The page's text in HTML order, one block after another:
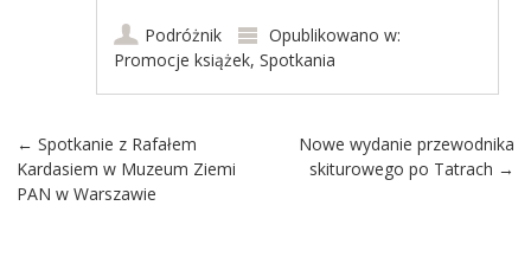
Podróżnik
Opublikowano w:
Promocje książek,Spotkania
Post navigation
← Spotkanie z Rafałem
Kardasiem w Muzeum Ziemi
PAN w Warszawie
Nowe wydanie przewodnika
skiturowego po Tatrach →